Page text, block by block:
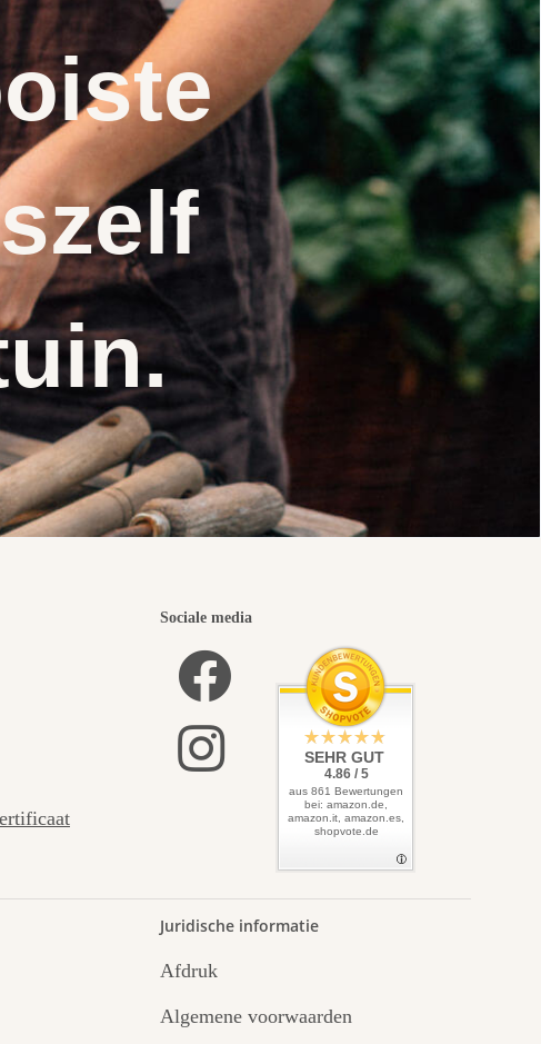
Sociale media
SEHR GUT
4.86 / 5
aus 861 Bewertungen
bei: amazon.de,
amazon.it, amazon.es,
shopvote.de
Juridische informatie
Afdruk
Algemene voorwaarden